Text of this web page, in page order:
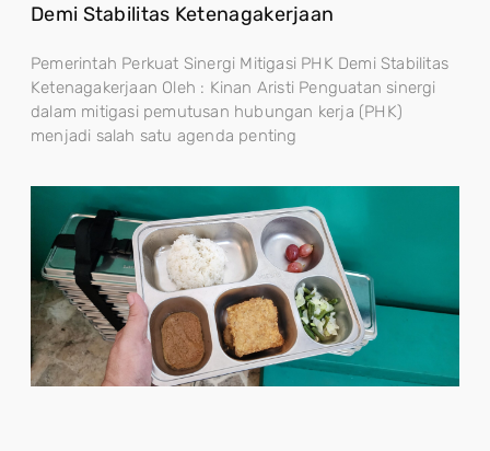
Demi Stabilitas Ketenagakerjaan
Pemerintah Perkuat Sinergi Mitigasi PHK Demi Stabilitas
Ketenagakerjaan Oleh : Kinan Aristi Penguatan sinergi
dalam mitigasi pemutusan hubungan kerja (PHK)
menjadi salah satu agenda penting